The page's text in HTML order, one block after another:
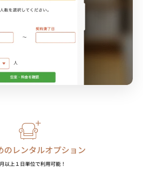
のレンタルオプション
以上１日単位で利用可能！